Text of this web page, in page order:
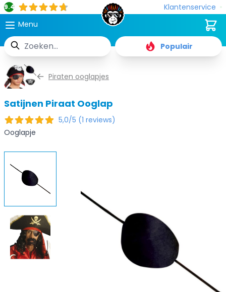
9.4
Klantenservice
Menu
Zoek
Populair
Cart
Piraten ooglapjes
Satijnen Piraat Ooglap
5,0/5 (1 reviews)
Ooglapje